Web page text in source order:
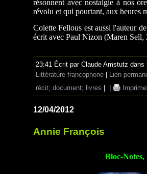
résonnent avec nostalgie à nos
révolu et qui pourtant, aux heures
Colette Fellous est aussi l'auteur
écrit avec Paul Nizon (Maren Sell,
23:41 Écrit par Claude Amstutz dans
Littérature francophone
Lien
récit; document; livres
12/04/2012
Annie François
Bloc-Notes,